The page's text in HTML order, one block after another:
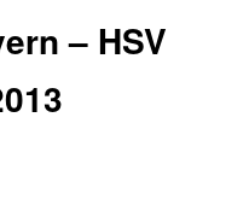
– HSV